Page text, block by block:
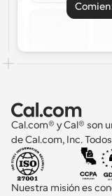
Cal.com® y Cal® son
de Cal.com, Inc.
Nuestra misión es